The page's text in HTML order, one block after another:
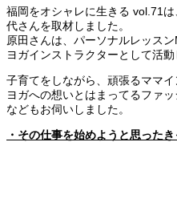
福岡をオシャレに生きる vol.71
代さんを取材しました。
原田さんは、パーソナルレッス
ヨガインストラクターとして活動
子育てをしながら、頑張るママイ
ヨガへの想いとはまってるファ
などもお伺いしました。
・その仕事を始めようと思った